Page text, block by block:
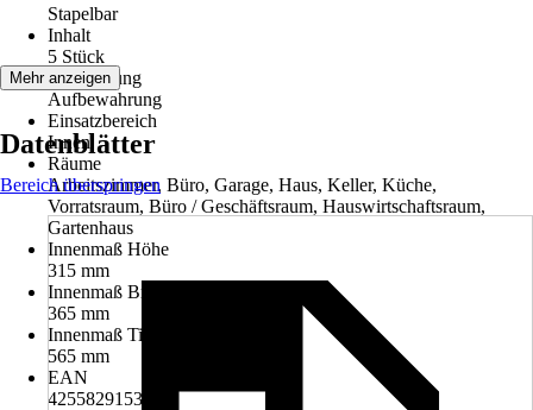
Stapelbar
Inhalt
5 Stück
Anwendung
Aufbewahrung
Einsatzbereich
Innen
Räume
Arbeitszimmer, Büro, Garage, Haus, Keller, Küche,
Vorratsraum, Büro / Geschäftsraum, Hauswirtschaftsraum,
Gartenhaus
Innenmaß Höhe
315 mm
Innenmaß Breite
365 mm
Innenmaß Tiefe
565 mm
EAN
4255829153369
Mehr anzeigen
Datenblätter
Bereich überspringen